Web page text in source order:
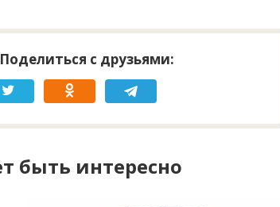
с друзьями:
быть интересно